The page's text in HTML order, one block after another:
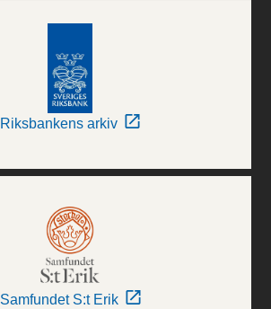
Riksbankens arkiv
Samfundet S:t Erik